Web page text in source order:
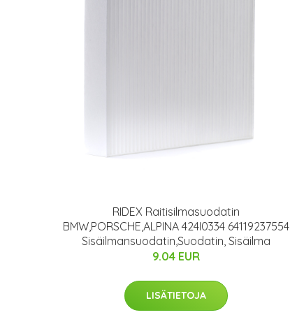
RIDEX Raitisilmasuodatin
BMW,PORSCHE,ALPINA 424I0334 64119237554
Sisäilmansuodatin,Suodatin, Sisäilma
9.04 EUR
LISÄTIETOJA